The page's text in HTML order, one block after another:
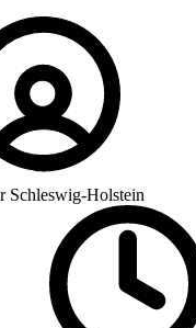
Schleswig-Holstein